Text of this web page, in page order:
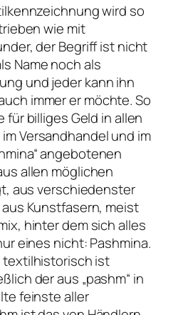
wird so
wie mit
der Begriff ist nicht
Name noch als
und jeder kann ihn
immer er möchte. So
billiges Geld in allen
Versandhandel und im
angebotenen
allen möglichen
aus verschiedenster
Kunstfasern, meist
hinter dem sich alles
eines nicht: Pashmina.
textilhistorisch ist
der aus „pashm“ in
feinste aller